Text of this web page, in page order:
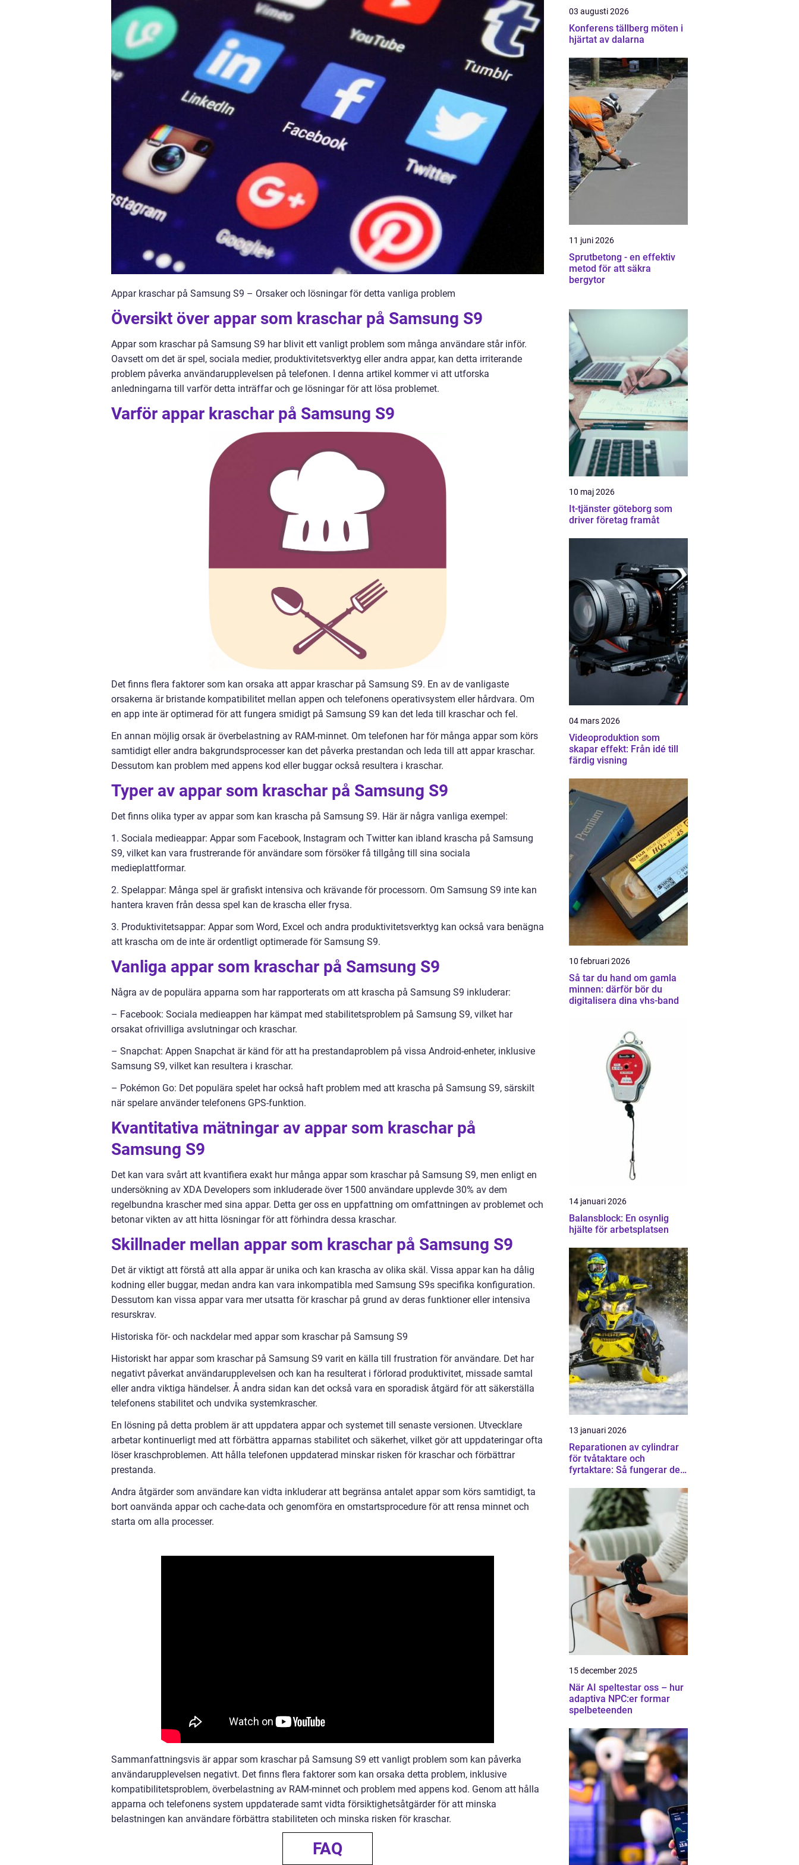
Appar kraschar på Samsung S9 – Orsaker och lösningar för detta vanliga problem
Översikt över appar som kraschar på Samsung S9
Appar som kraschar på Samsung S9 har blivit ett vanligt problem som många användare står inför.
Oavsett om det är spel, sociala medier, produktivitetsverktyg eller andra appar, kan detta irriterande
problem påverka användarupplevelsen på telefonen. I denna artikel kommer vi att utforska
anledningarna till varför detta inträffar och ge lösningar för att lösa problemet.
Varför appar kraschar på Samsung S9
Det finns flera faktorer som kan orsaka att appar kraschar på Samsung S9. En av de vanligaste
orsakerna är bristande kompatibilitet mellan appen och telefonens operativsystem eller hårdvara. Om
en app inte är optimerad för att fungera smidigt på Samsung S9 kan det leda till kraschar och fel.
En annan möjlig orsak är överbelastning av RAM-minnet. Om telefonen har för många appar som körs
samtidigt eller andra bakgrundsprocesser kan det påverka prestandan och leda till att appar kraschar.
Dessutom kan problem med appens kod eller buggar också resultera i kraschar.
Typer av appar som kraschar på Samsung S9
Det finns olika typer av appar som kan krascha på Samsung S9. Här är några vanliga exempel:
1. Sociala medieappar: Appar som Facebook, Instagram och Twitter kan ibland krascha på Samsung
S9, vilket kan vara frustrerande för användare som försöker få tillgång till sina sociala
medieplattformar.
2. Spelappar: Många spel är grafiskt intensiva och krävande för processorn. Om Samsung S9 inte kan
hantera kraven från dessa spel kan de krascha eller frysa.
3. Produktivitetsappar: Appar som Word, Excel och andra produktivitetsverktyg kan också vara benägna
att krascha om de inte är ordentligt optimerade för Samsung S9.
Vanliga appar som kraschar på Samsung S9
Några av de populära apparna som har rapporterats om att krascha på Samsung S9 inkluderar:
– Facebook: Sociala medieappen har kämpat med stabilitetsproblem på Samsung S9, vilket har
orsakat ofrivilliga avslutningar och kraschar.
– Snapchat: Appen Snapchat är känd för att ha prestandaproblem på vissa Android-enheter, inklusive
Samsung S9, vilket kan resultera i kraschar.
– Pokémon Go: Det populära spelet har också haft problem med att krascha på Samsung S9, särskilt
när spelare använder telefonens GPS-funktion.
Kvantitativa mätningar av appar som kraschar på
Samsung S9
Det kan vara svårt att kvantifiera exakt hur många appar som kraschar på Samsung S9, men enligt en
undersökning av XDA Developers som inkluderade över 1500 användare upplevde 30% av dem
regelbundna krascher med sina appar. Detta ger oss en uppfattning om omfattningen av problemet och
betonar vikten av att hitta lösningar för att förhindra dessa kraschar.
Skillnader mellan appar som kraschar på Samsung S9
Det är viktigt att förstå att alla appar är unika och kan krascha av olika skäl. Vissa appar kan ha dålig
kodning eller buggar, medan andra kan vara inkompatibla med Samsung S9s specifika konfiguration.
Dessutom kan vissa appar vara mer utsatta för kraschar på grund av deras funktioner eller intensiva
resurskrav.
Historiska för- och nackdelar med appar som kraschar på Samsung S9
Historiskt har appar som kraschar på Samsung S9 varit en källa till frustration för användare. Det har
negativt påverkat användarupplevelsen och kan ha resulterat i förlorad produktivitet, missade samtal
eller andra viktiga händelser. Å andra sidan kan det också vara en sporadisk åtgärd för att säkerställa
telefonens stabilitet och undvika systemkrascher.
En lösning på detta problem är att uppdatera appar och systemet till senaste versionen. Utvecklare
arbetar kontinuerligt med att förbättra apparnas stabilitet och säkerhet, vilket gör att uppdateringar ofta
löser kraschproblemen. Att hålla telefonen uppdaterad minskar risken för kraschar och förbättrar
prestanda.
Andra åtgärder som användare kan vidta inkluderar att begränsa antalet appar som körs samtidigt, ta
bort oanvända appar och cache-data och genomföra en omstartsprocedure för att rensa minnet och
starta om alla processer.
Sammanfattningsvis är appar som kraschar på Samsung S9 ett vanligt problem som kan påverka
användarupplevelsen negativt. Det finns flera faktorer som kan orsaka detta problem, inklusive
kompatibilitetsproblem, överbelastning av RAM-minnet och problem med appens kod. Genom att hålla
apparna och telefonens system uppdaterade samt vidta försiktighetsåtgärder för att minska
belastningen kan användare förbättra stabiliteten och minska risken för kraschar.
FAQ
03 augusti 2026
Konferens tällberg möten i
hjärtat av dalarna
11 juni 2026
Sprutbetong - en effektiv
metod för att säkra
bergytor
10 maj 2026
It-tjänster göteborg som
driver företag framåt
04 mars 2026
Videoproduktion som
skapar effekt: Från idé till
färdig visning
10 februari 2026
Så tar du hand om gamla
minnen: därför bör du
digitalisera dina vhs-band
14 januari 2026
Balansblock: En osynlig
hjälte för arbetsplatsen
13 januari 2026
Reparationen av cylindrar
för tvåtaktare och
fyrtaktare: Så fungerar det i
15 december 2025
När AI speltestar oss – hur
adaptiva NPC:er formar
spelbeteenden